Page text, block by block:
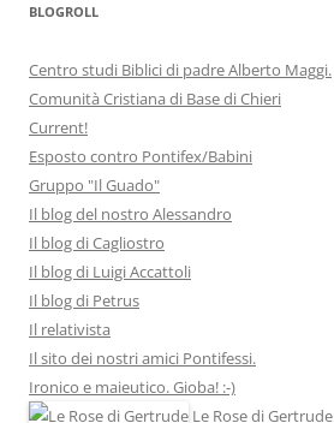
BLOGROLL
Centro studi Biblici di padre Alberto Maggi.
Comunità Cristiana di Base di Chieri
Current!
Esposto contro Pontifex/Babini
Gruppo "Il Guado"
Il blog del nostro Alessandro
Il blog di Cagliostro
Il blog di Luigi Accattoli
Il blog di Petrus
Il relativista
Il sito dei nostri amici Pontifessi.
Ironico e maieutico. Gioba! :-)
Le Rose di Gertrude